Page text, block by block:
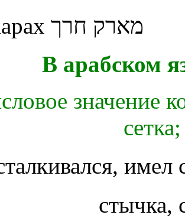
Марк Харах מארק חרך
В арабском
значение
стычка,